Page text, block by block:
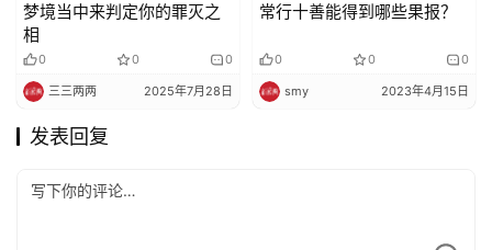
梦境当中来判定你的罪灭之
相
0 0 0
三三两两 2025年7月28日
常行十善能得到哪些果报？
0 0 0
smy 2023年4月15日
发表回复